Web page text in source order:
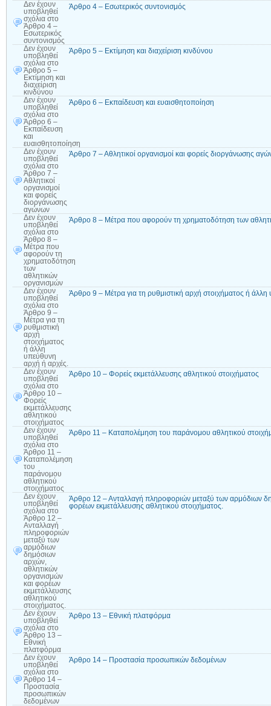
Δεν έχουν
υποβληθεί
σχόλια στο
Άρθρο 4 –
Εσωτερικός
συντονισμός
Άρθρο 4 – Εσωτερικός συντονισμός
Δεν έχουν
υποβληθεί
σχόλια στο
Άρθρο 5 –
Εκτίμηση και
διαχείριση
κινδύνου
Άρθρο 5 – Εκτίμηση και διαχείριση κινδύνου
Δεν έχουν
υποβληθεί
σχόλια στο
Άρθρο 6 –
Εκπαίδευση
και
ευαισθητοποίηση
Άρθρο 6 – Εκπαίδευση και ευαισθητοποίηση
Δεν έχουν
υποβληθεί
σχόλια στο
Άρθρο 7 –
Αθλητικοί
οργανισμοί
και φορείς
διοργάνωσης
αγώνων
Άρθρο 7 – Αθλητικοί οργανισμοί και φορείς διοργάνωσης
Δεν έχουν
υποβληθεί
σχόλια στο
Άρθρο 8 –
Μέτρα που
αφορούν τη
χρηματοδότηση
των
αθλητικών
οργανισμών
Άρθρο 8 – Μέτρα που αφορούν τη χρηματοδότηση των
Δεν έχουν
υποβληθεί
σχόλια στο
Άρθρο 9 –
Μέτρα για τη
ρυθμιστική
αρχή
στοιχήματος
ή άλλη
υπεύθυνη
αρχή ή αρχές.
Άρθρο 9 – Μέτρα για τη ρυθμιστική αρχή στοιχήματος ή
Δεν έχουν
υποβληθεί
σχόλια στο
Άρθρο 10 –
Φορείς
εκμετάλλευσης
αθλητικού
στοιχήματος
Άρθρο 10 – Φορείς εκμετάλλευσης αθλητικού στοιχήματος
Δεν έχουν
υποβληθεί
σχόλια στο
Άρθρο 11 –
Καταπολέμηση
του
παράνομου
αθλητικού
στοιχήματος
Άρθρο 11 – Καταπολέμηση του παράνομου αθλητικού
Δεν έχουν
υποβληθεί
σχόλια στο
Άρθρο 12 –
Ανταλλαγή
πληροφοριών
μεταξύ των
αρμόδιων
δημόσιων
αρχών,
αθλητικών
οργανισμών
και φορέων
εκμετάλλευσης
αθλητικού
στοιχήματος.
Άρθρο 12 – Ανταλλαγή πληροφοριών μεταξύ των αρμόδιων
φορέων εκμετάλλευσης αθλητικού στοιχήματος.
Δεν έχουν
υποβληθεί
σχόλια στο
Άρθρο 13 –
Εθνική
πλατφόρμα
Άρθρο 13 – Εθνική πλατφόρμα
Δεν έχουν
υποβληθεί
σχόλια στο
Άρθρο 14 –
Προστασία
προσωπικών
δεδομένων
Άρθρο 14 – Προστασία προσωπικών δεδομένων